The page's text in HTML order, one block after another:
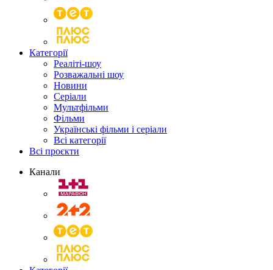
Категорії
Реаліті-шоу
Розважальні шоу
Новини
Серіали
Мультфільми
Фільми
Українські фільми і серіали
Всі категорії
Всі проєкти
Канали